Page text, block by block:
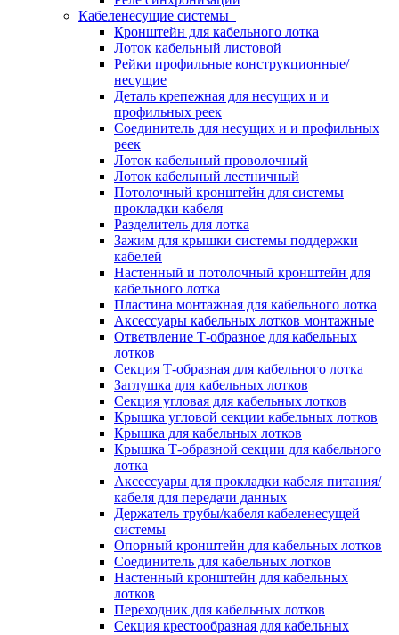
Кабеленесущие системы
Кронштейн для кабельного лотка
Лоток кабельный листовой
Рейки профильные конструкционные/
несущие
Деталь крепежная для несущих и и
профильных реек
Соединитель для несущих и и профильных
реек
Лоток кабельный проволочный
Лоток кабельный лестничный
Потолочный кронштейн для системы
прокладки кабеля
Разделитель для лотка
Зажим для крышки системы поддержки
кабелей
Настенный и потолочный кронштейн для
кабельного лотка
Пластина монтажная для кабельного лотка
Аксессуары кабельных лотков монтажные
Ответвление Т-образное для кабельных
лотков
Секция Т-образная для кабельного лотка
Заглушка для кабельных лотков
Секция угловая для кабельных лотков
Крышка угловой секции кабельных лотков
Крышка для кабельных лотков
Крышка Т-образной секции для кабельного
лотка
Аксессуары для прокладки кабеля питания/
кабеля для передачи данных
Держатель трубы/кабеля кабеленесущей
системы
Опорный кронштейн для кабельных лотков
Соединитель для кабельных лотков
Настенный кронштейн для кабельных
лотков
Переходник для кабельных лотков
Секция крестообразная для кабельных